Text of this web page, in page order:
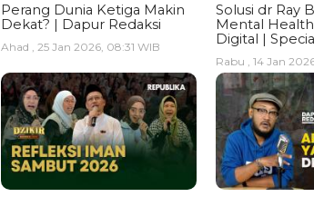
Perang Dunia Ketiga Makin
Dekat? | Dapur Redaksi
Ahad , 25 Jan 2026, 08:31 WIB
Solusi dr Ray
Mental Health
Digital |
Rabu , 14 Jan